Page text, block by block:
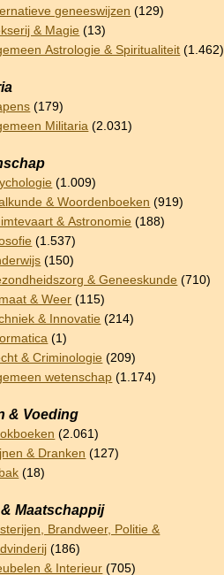
geneeswijzen (129)
& Magie (13)
Astrologie & Spiritualiteit (1.462)
(179)
Militaria (2.031)
(1.009)
& Woordenboeken (919)
& Astronomie (188)
(1.537)
(150)
& Geneeskunde (710)
& Weer (115)
& Innovatie (214)
(1)
& Criminologie (209)
wetenschap (1.174)
& Voeding
(2.061)
& Dranken (127)
(18)
Maatschappij
Brandweer, Politie &
(186)
& Interieur (705)